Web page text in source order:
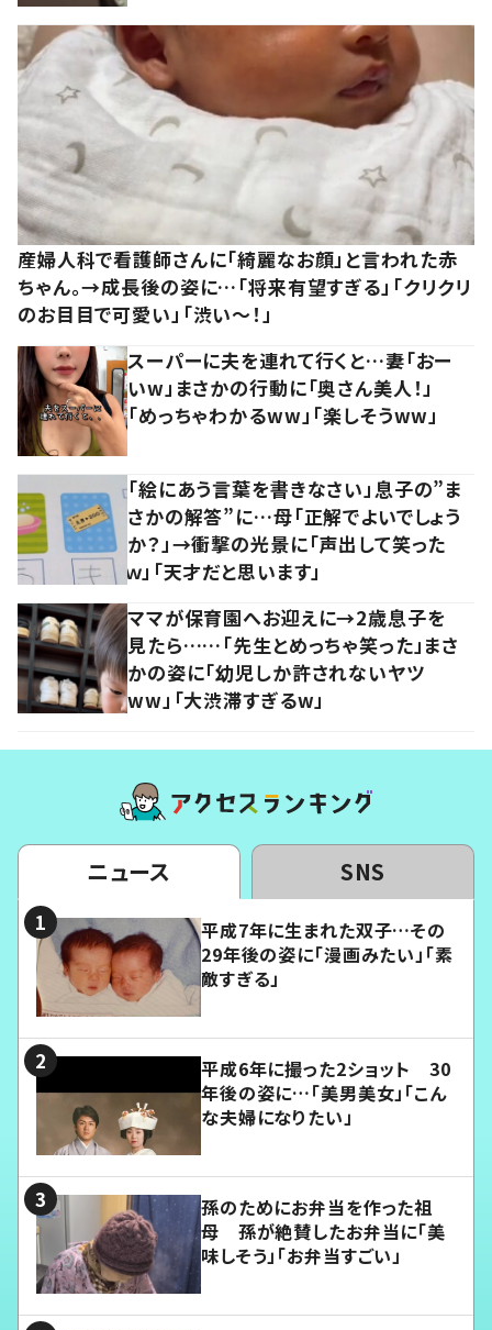
産婦人科で看護師さんに「綺麗なお顔」と言われた赤
ちゃん。→成長後の姿に…「将来有望すぎる」「クリクリ
のお目目で可愛い」「渋い～！」
スーパーに夫を連れて行くと…妻「おー
いw」まさかの行動に「奥さん美人！」
「めっちゃわかるww」「楽しそうww」
「絵にあう言葉を書きなさい」息子の”ま
さかの解答”に…母「正解でよいでしょう
か？」→衝撃の光景に「声出して笑った
ｗ」「天才だと思います」
ママが保育園へお迎えに→2歳息子を
見たら……「先生とめっちゃ笑った」まさ
かの姿に「幼児しか許されないヤツ
ww」「大渋滞すぎるw」
ニュース SNS
平成7年に生まれた双子…その
29年後の姿に「漫画みたい」「素
敵すぎる」
平成6年に撮った2ショット 30
年後の姿に…「美男美女」「こん
な夫婦になりたい」
孫のためにお弁当を作った祖
母 孫が絶賛したお弁当に「美
味しそう」「お弁当すごい」